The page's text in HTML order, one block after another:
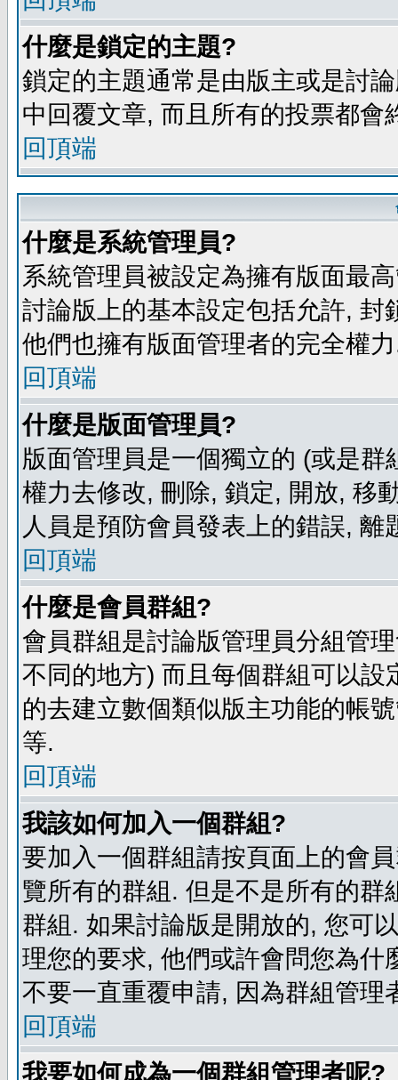
什麼是鎖定的主題?
鎖定的主題通常是由版主或是討
中回覆文章, 而且所有的投票都
回頂端
什麼是系統管理員?
系統管理員被設定為擁有版面最
討論版上的基本設定包括允許,
他們也擁有版面管理者的完全權
回頂端
什麼是版面管理員?
版面管理員是一個獨立的 (或是
權力去修改, 刪除, 鎖定, 開放, 移
人員是預防會員發表上的錯誤, 離
回頂端
什麼是會員群組?
會員群組是討論版管理員分組管
不同的地方) 而且每個群組可以
的去建立數個類似版主功能的帳
等.
回頂端
我該如何加入一個群組?
要加入一個群組請按頁面上的會
覽所有的群組. 但是不是所有的
群組. 如果討論版是開放的, 您可
理您的要求, 他們或許會問您為
不要一直重覆申請, 因為群組管理
回頂端
我要如何成為一個群組管理者呢?